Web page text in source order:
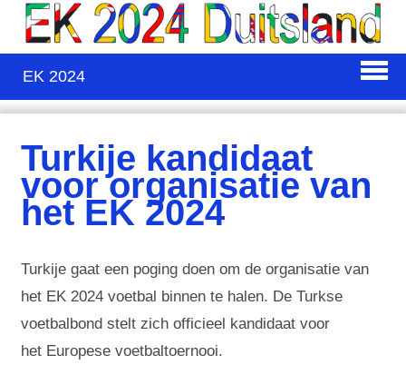
EK 2024
Turkije kandidaat
voor organisatie van
het EK 2024
Turkije gaat een poging doen om de organisatie van
het EK 2024 voetbal binnen te halen. De Turkse
voetbalbond stelt zich officieel kandidaat voor
het Europese voetbaltoernooi.